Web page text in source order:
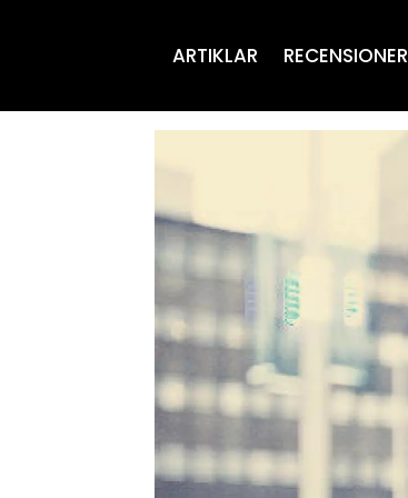
ARTIKLAR RECENSIONER